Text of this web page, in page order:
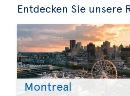
Entdecken Sie unsere
Montreal